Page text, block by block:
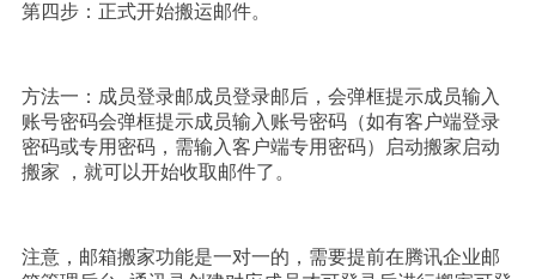
第四步：正式开始搬运邮件。
方法一：成员登录邮成员登录邮后，会弹框提示成员输入
账号密码会弹框提示成员输入账号密码（如有客户端登录
密码或专用密码，需输入客户端专用密码）启动搬家启动
搬家 ，就可以开始收取邮件了。
注意，邮箱搬家功能是一对一的，需要提前在腾讯企业邮